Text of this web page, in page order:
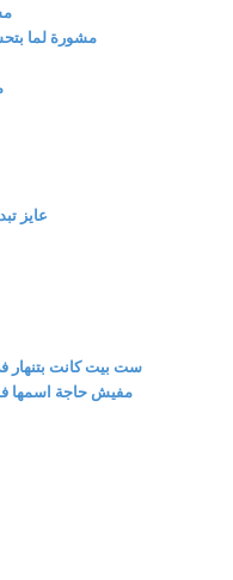
مشورة لما
عايز
ست بيت كانت بتنهار
مفيش حاجة اسمها